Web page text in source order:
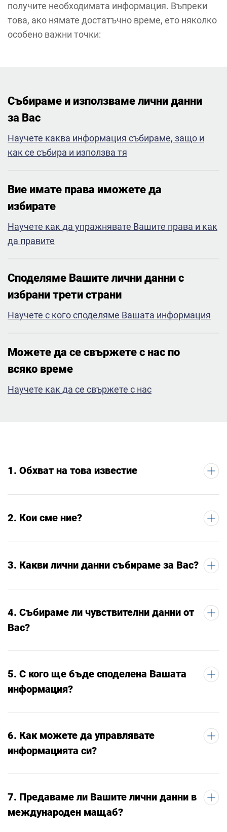
получите необходимата информация. Въпреки
това, ако нямате достатъчно време, ето няколко
особено важни точки:
Събираме и използваме лични данни
за Вас ​
Научете каква информация събираме, защо и
как се събира и използва тя
Вие имате права иможете да
избирате​
Научете как да упражнявате Вашите права и как
да правите
Споделяме Вашите лични данни с
избрани трети страни​
Научете с кого споделяме Вашата информация
Можете да се свържете с нас по
всяко време​
Научете как да се свържете с нас
1. Обхват на това известие
2. Кои сме ние?
3. Какви лични данни събираме за Вас?
4. Събираме ли чувствителни данни от
Вас?
5. С кого ще бъде споделена Вашата
информация?
6. Как можете да управлявате
информацията си?
7. Предаваме ли Вашите лични данни в
международен мащаб?